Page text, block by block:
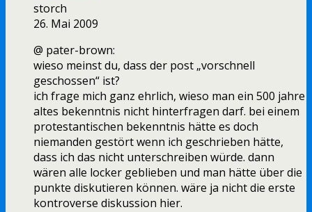
storch
26. Mai 2009
@ pater-brown:
wieso meinst du, dass der post „vorschnell
geschossen“ ist?
ich frage mich ganz ehrlich, wieso man ein 500 jahre
altes bekenntnis nicht hinterfragen darf. bei einem
protestantischen bekenntnis hätte es doch
niemanden gestört wenn ich geschrieben hätte,
dass ich das nicht unterschreiben würde. dann
wären alle locker geblieben und man hätte über die
punkte diskutieren können. wäre ja nicht die erste
kontroverse diskussion hier.